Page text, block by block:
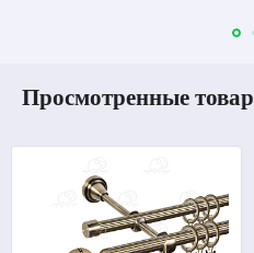
Просмотренные